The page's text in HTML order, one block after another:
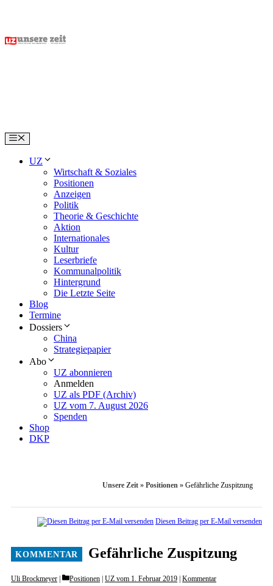
content
Menu
UZ
Wirtschaft & Soziales
Positionen
Anzeigen
Politik
Theorie & Geschichte
Aktion
Internationales
Kultur
Leserbriefe
Kommunalpolitik
Hintergrund
Die Letzte Seite
Blog
Termine
Dossiers
China
Strategiepapier
Abo
UZ abonnieren
Anmelden
UZ als PDF (Archiv)
UZ vom 7. August 2026
Spenden
Shop
DKP
Unsere Zeit » Positionen » Gefährliche Zuspitzung
Diesen Beitrag per E-Mail versenden
Gefährliche Zuspitzung
Uli Brockmeyer Categories
Positionen UZ vom 1. Februar 2019 Kommentar